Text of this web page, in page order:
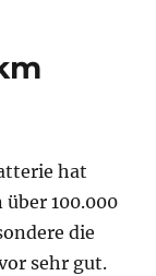
hat
100.000
die
sehr gut.